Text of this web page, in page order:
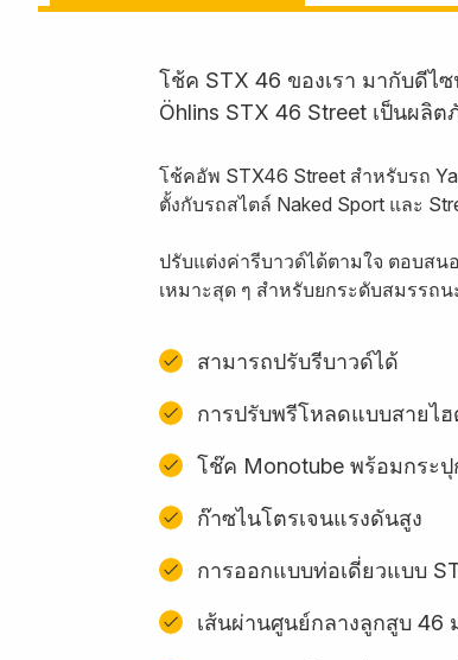
โช้ค STX 46 ของเรา มากับดีไ
Öhlins STX 46 Street เป็นผ
โช้คอัพ STX46 Street สำหรับรถ
ตั้งกับรถสไตล์ Naked Sport และ
ปรับแต่งค่ารีบาวด์ได้ตามใจ ตอบส
เหมาะสุด ๆ สำหรับยกระดับสมรรถ
สามารถปรับรีบาวด์ได้
การปรับพรีโหลดแบบสายไ
โช๊ค Monotube พร้อมกระ
ก๊าซไนโตรเจนแรงดันสูง
การออกแบบท่อเดี่ยวแบบ
เส้นผ่านศูนย์กลางลูกสูบ 46